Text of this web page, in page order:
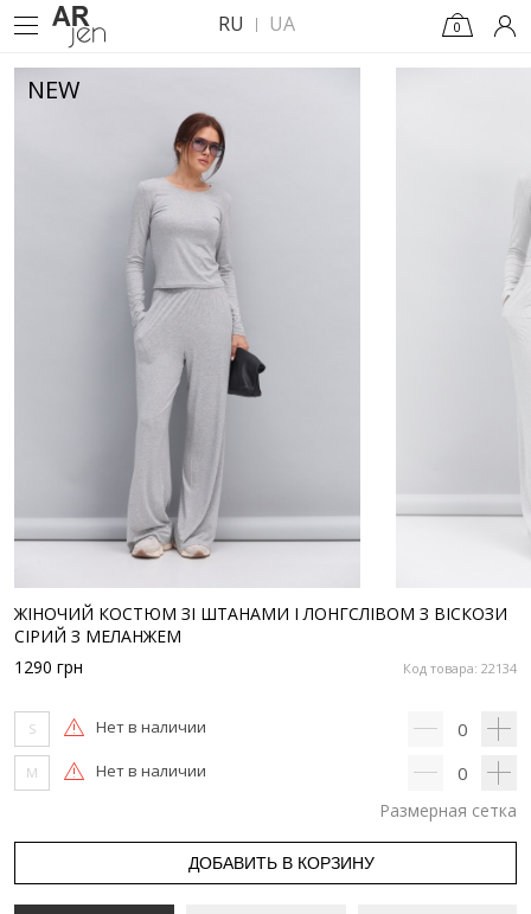
RU UA 0
NEW
ЖІНОЧИЙ КОСТЮМ ЗІ ШТАНАМИ І ЛОНГСЛІВОМ З ВІСКОЗИ
СІРИЙ З МЕЛАНЖЕМ
Код товара: 22134
1290 грн
S Нет в наличии 0
M Нет в наличии 0
Размерная сетка
ДОБАВИТЬ В КОРЗИНУ